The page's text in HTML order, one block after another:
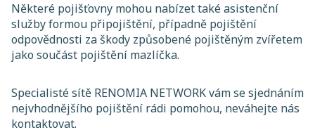
Některé pojišťovny mohou nabízet také asistenční
služby formou připojištění, případně pojištění
odpovědnosti za škody způsobené pojištěným zvířetem
jako součást pojištění mazlíčka.
Specialisté sítě RENOMIA NETWORK vám se sjednáním
nejvhodnějšího pojištění rádi pomohou, neváhejte nás
kontaktovat.